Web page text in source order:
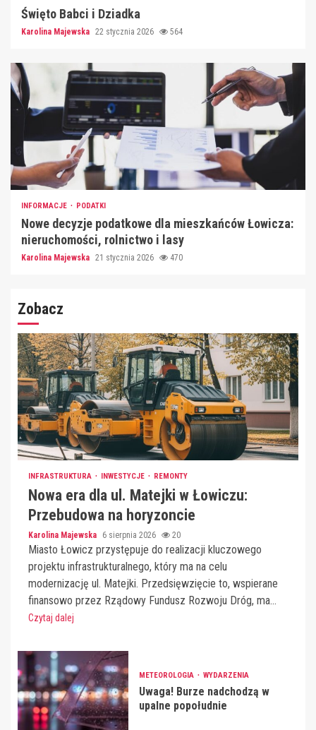
Święto Babci i Dziadka
Karolina Majewska 22 stycznia 2026 564
INFORMACJE PODATKI
Nowe decyzje podatkowe dla mieszkańców Łowicza:
nieruchomości, rolnictwo i lasy
Karolina Majewska 21 stycznia 2026 470
Zobacz
INFRASTRUKTURA INWESTYCJE REMONTY
Nowa era dla ul. Matejki w Łowiczu:
Przebudowa na horyzoncie
Karolina Majewska 6 sierpnia 2026 20
Miasto Łowicz przystępuje do realizacji kluczowego
projektu infrastrukturalnego, który ma na celu
modernizację ul. Matejki. Przedsięwzięcie to, wspierane
finansowo przez Rządowy Fundusz Rozwoju Dróg, ma...
Czytaj dalej
METEOROLOGIA WYDARZENIA
Uwaga! Burze nadchodzą w
upalne popołudnie